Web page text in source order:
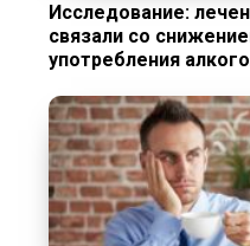
Исследование:
связали со
употребления